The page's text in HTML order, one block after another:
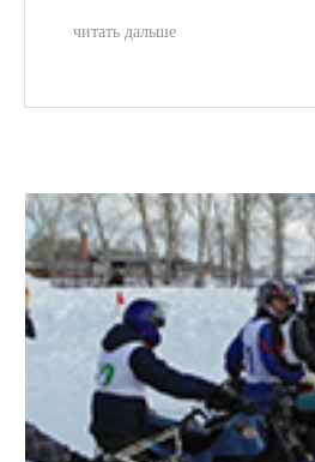
читать дальше